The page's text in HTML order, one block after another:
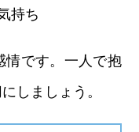
持ち
情です。一人で抱
しましょう。